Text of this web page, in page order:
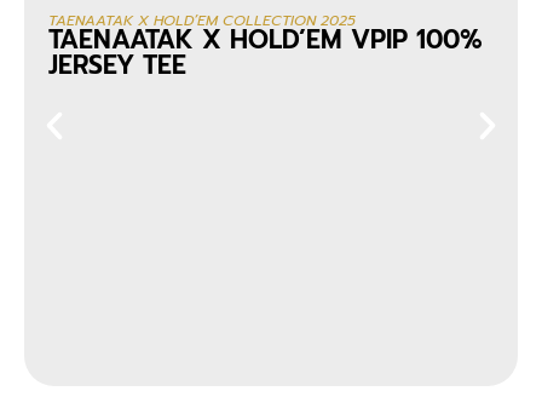
TAENAATAK X HOLD’EM COLLECTION 2025
TAENAATAK X HOLD’EM VPIP 100%
JERSEY TEE